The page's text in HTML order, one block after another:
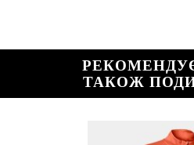
ТАКОЖ